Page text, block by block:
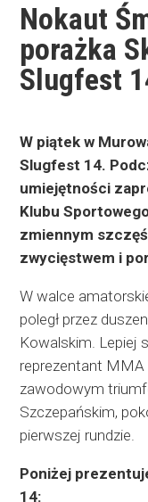
Nokaut
porażka
Slugfest
W piątek w
Slugfest 14.
umiejętności
Klubu
zmiennym
zwycięstwem i
W walce
poległ przez
Kowalskim. Lepiej
reprezentant
zawodowym
Szczepańskim,
pierwszej rundzie.
Poniżej
14: